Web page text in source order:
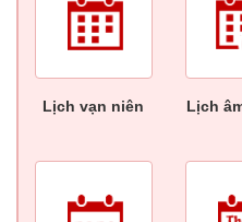
Lịch vạn niên Lịch